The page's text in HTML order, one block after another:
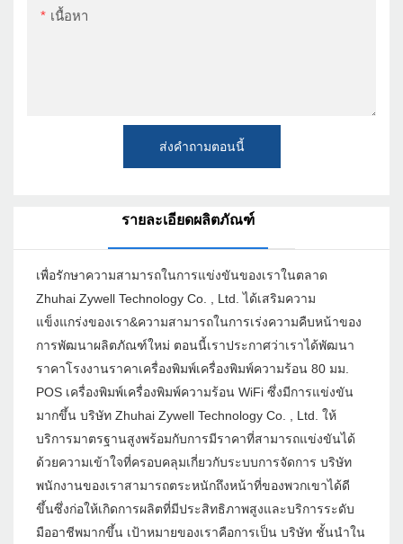
เนื้อหา
ส่งคำถามตอนนี้
รายละเอียดผลิตภัณฑ์
เพื่อรักษาความสามารถในการแข่งขันของเราในตลาด
Zhuhai Zywell Technology Co. , Ltd. ได้เสริมความ
แข็งแกร่งของเรา&ความสามารถในการเร่งความคืบหน้าของ
การพัฒนาผลิตภัณฑ์ใหม่ ตอนนี้เราประกาศว่าเราได้พัฒนา
ราคาโรงงานราคาเครื่องพิมพ์เครื่องพิมพ์ความร้อน 80 มม.
POS เครื่องพิมพ์เครื่องพิมพ์ความร้อน WiFi ซึ่งมีการแข่งขัน
มากขึ้น บริษัท Zhuhai Zywell Technology Co. , Ltd. ให้
บริการมาตรฐานสูงพร้อมกับการมีราคาที่สามารถแข่งขันได้
ด้วยความเข้าใจที่ครอบคลุมเกี่ยวกับระบบการจัดการ บริษัท
พนักงานของเราสามารถตระหนักถึงหน้าที่ของพวกเขาได้ดี
ขึ้นซึ่งก่อให้เกิดการผลิตที่มีประสิทธิภาพสูงและบริการระดับ
มืออาชีพมากขึ้น เป้าหมายของเราคือการเป็น บริษัท ชั้นนำใน